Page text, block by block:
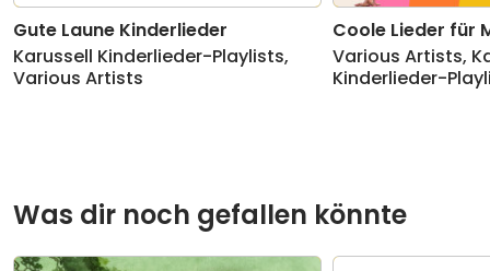
Gute Laune Kinderlieder
Karussell Kinderlieder-Playlists,
Various Artists
Coole Lieder für
Various Artists,
Kinderlieder-
Was dir noch gefallen könnte